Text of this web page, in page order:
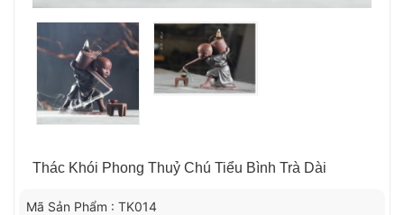
Thác Khói Phong Thuỷ Chú Tiểu Bình Trà Dài
Mã Sản Phẩm : TK014